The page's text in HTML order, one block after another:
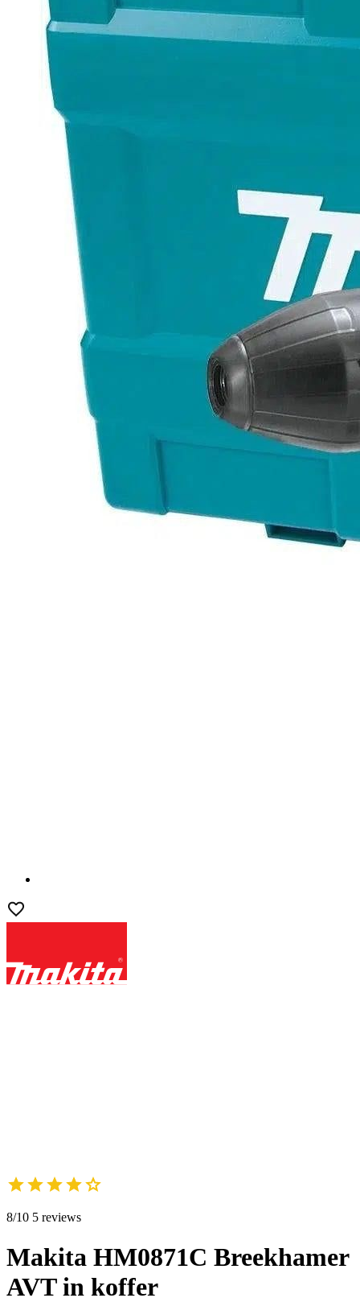
8/10 5 reviews
Makita HM0871C Breekhamer
AVT in koffer